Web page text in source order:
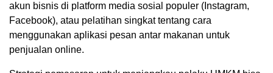
akun bisnis di platform media sosial populer (Instagram,
Facebook), atau pelatihan singkat tentang cara
menggunakan aplikasi pesan antar makanan untuk
penjualan online.